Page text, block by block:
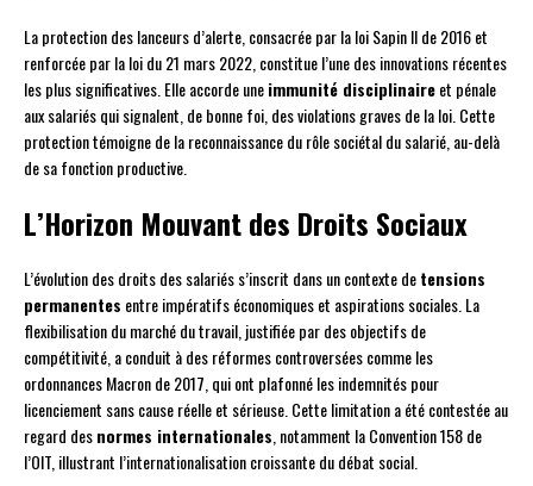
La protection des lanceurs d’alerte, consacrée par la loi Sapin II de 2016 et
renforcée par la loi du 21 mars 2022, constitue l’une des innovations récentes
les plus significatives. Elle accorde uneimmunité disciplinaireet pénale
aux salariés qui signalent, de bonne foi, des violations graves de la loi. Cette
protection témoigne de la reconnaissance du rôle sociétal du salarié, au-delà
de sa fonction productive.
L’Horizon Mouvant des Droits Sociaux
L’évolution des droits des salariés s’inscrit dans un contexte detensions
permanentes entre impératifs économiques et aspirations sociales. La
flexibilisation du marché du travail, justifiée par des objectifs de
compétitivité, a conduit à des réformes controversées comme les
ordonnances Macron de 2017, qui ont plafonné les indemnités pour
licenciement sans cause réelle et sérieuse. Cette limitation a été contestée au
regard desnormes internationales , notamment la Convention 158 de
l’OIT, illustrant l’internationalisation croissante du débat social.